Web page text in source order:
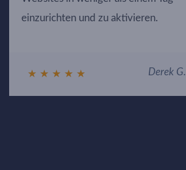
einzurichten und zu aktivieren.
★ ★ ★ ★ ★ Derek G.